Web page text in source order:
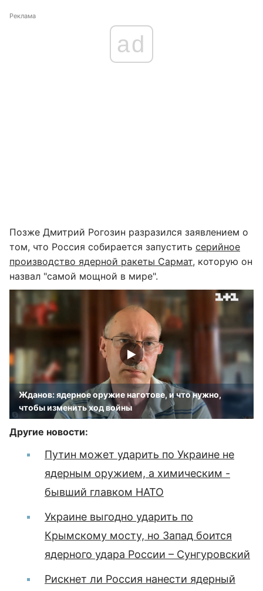
Реклама
ad
Позже Дмитрий Рогозин разразился заявлением о
том, что Россия собирается запустить серийное
производство ядерной ракеты Сармат, которую он
назвал "самой мощной в мире".
Жданов: ядерное оружие наготове, и что нужно,
чтобы изменить ход войны
Другие новости:
Путин может ударить по Украине не
ядерным оружием, а химическим -
бывший главком НАТО
Украине выгодно ударить по
Крымскому мосту, но Запад боится
ядерного удара России – Сунгуровский
Рискнет ли Россия нанести ядерный